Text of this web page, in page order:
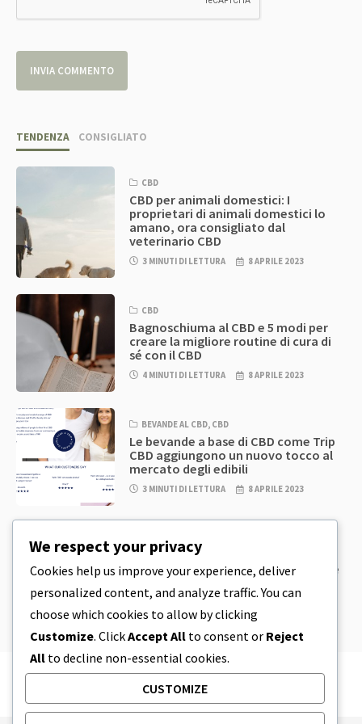
TENDENZA CONSIGLIATO
CBD
CBD per animali domestici: I
proprietari di animali domestici lo
amano, ora consigliato dal
veterinario CBD
3 MINUTI DI LETTURA 8 APRILE 2023
CBD
Bagnoschiuma al CBD e 5 modi per
creare la migliore routine di cura di
sé con il CBD
4 MINUTI DI LETTURA 8 APRILE 2023
BEVANDE AL CBD, CBD
Le bevande a base di CBD come Trip
CBD aggiungono un nuovo tocco al
mercato degli edibili
3 MINUTI DI LETTURA 8 APRILE 2023
Pasta per biscotti al CBD e prodotti
commestibili al CBD incredibilmente
semplici da preparare in casa
5 MINUTI DI LETTURA
We respect your privacy
Cookies help us improve your experience, deliver
personalized content, and analyze traffic. You can
choose which cookies to allow by clicking
Customize. ClickAccept All to consent or Reject
All to decline non-essential cookies.
CUSTOMIZE